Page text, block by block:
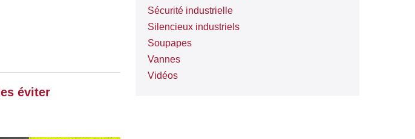
éviter
Sécurité industrielle
Silencieux industriels
Soupapes
Vannes
Vidéos